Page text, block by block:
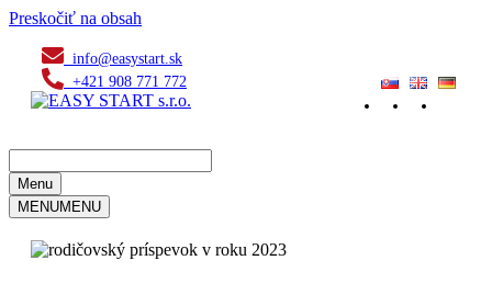
Preskočiť na obsah
info@easystart.sk
+421 908 771 772
Menu
MENUMENU